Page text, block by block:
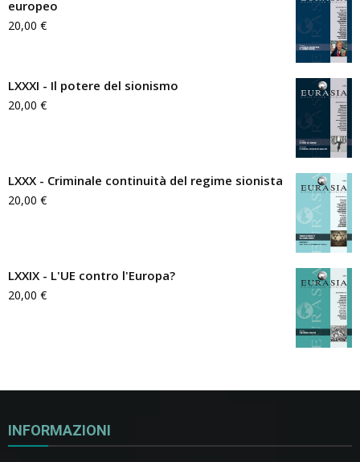
europeo
20,00 €
LXXXI - Il potere del sionismo
20,00 €
LXXX - Criminale continuità del regime sionista
20,00 €
LXXIX - L'UE contro l'Europa?
20,00 €
INFORMAZIONI